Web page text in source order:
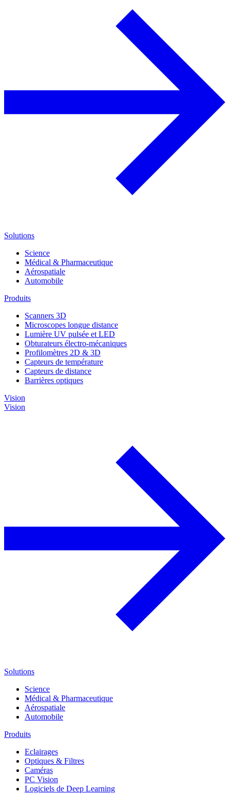
Solutions
Science
Médical & Pharmaceutique
Aérospatiale
Automobile
Produits
Scanners 3D
Microscopes longue distance
Lumière UV pulsée et LED
Obturateurs électro-mécaniques
Profilomètres 2D & 3D
Capteurs de température
Capteurs de distance
Barrières optiques
Vision
Vision
Solutions
Science
Médical & Pharmaceutique
Aérospatiale
Automobile
Produits
Eclairages
Optiques & Filtres
Caméras
PC Vision
Logiciels de Deep Learning